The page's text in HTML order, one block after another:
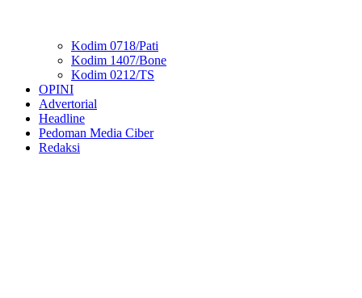
Kodim 0718/Pati
Kodim 1407/Bone
Kodim 0212/TS
OPINI
Advertorial
Headline
Pedoman Media Ciber
Redaksi